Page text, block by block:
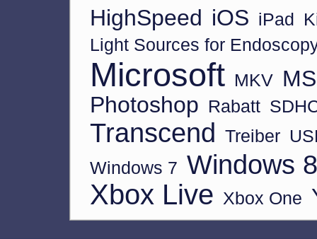
HighSpeed iOS iPad
Light Sources for
Microsoft MKV
Photoshop Rabatt
Transcend Treiber
Windows 7 Windows 8
Xbox Live Xbox One